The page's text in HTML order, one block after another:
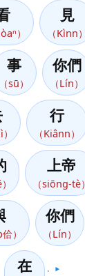
）
見
（Kìnn）
事
（sū）
你們
（Lín）
行
（Kiânn）
上帝
（siōng-tè）
）
你們
（Lín）
在 ▶️